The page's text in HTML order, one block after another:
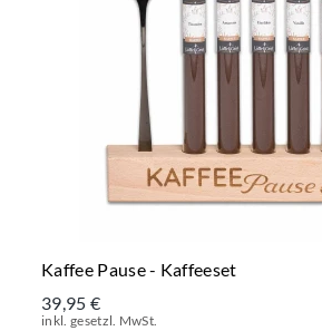
Kaffee Pause - Kaffeeset
39,95 €
inkl. gesetzl. MwSt.